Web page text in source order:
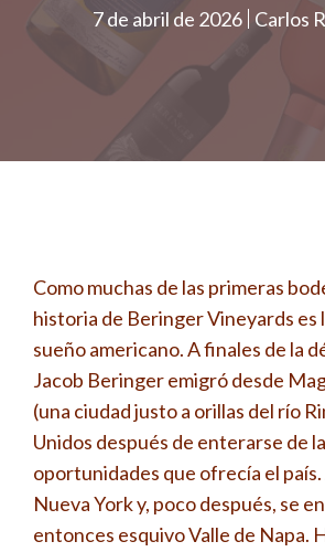
7 de abril de 2026 Carlos
Como muchas de las primeras
historia de Beringer Vineyards es
sueño americano. A finales de la
Jacob Beringer emigró desde
(una ciudad justo a orillas del río
Unidos después de enterarse de
oportunidades que ofrecía el
Nueva York y, poco después, se
entonces esquivo Valle de Napa.